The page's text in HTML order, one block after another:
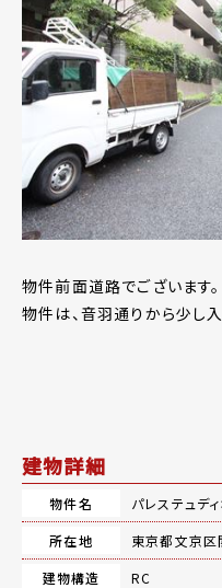
物件前面道路でございます。
物件は、音羽通りから少し
建物詳細
物件名
パレステュデ
所在地
東京都文京
建物構造
RC